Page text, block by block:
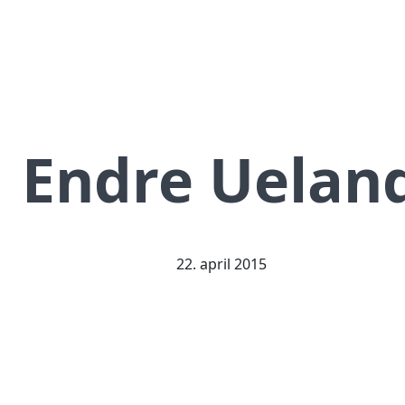
Endre
22. april 2015